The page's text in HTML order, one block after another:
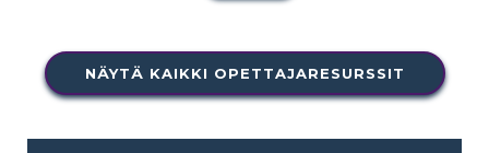
NÄYTÄ KAIKKI OPETTAJARESURSSIT